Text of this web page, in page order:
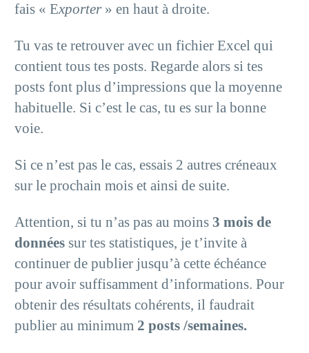
fais « Exporter» en haut à droite.
Tu vas te retrouver avec un fichier Excel qui
contient tous tes posts. Regarde alors si tes
posts font plus d’impressions que la moyenne
habituelle. Si c’est le cas, tu es sur la bonne
voie.
Si ce n’est pas le cas, essais 2 autres créneaux
sur le prochain mois et ainsi de suite.
Attention, si tu n’as pas au moins 3 mois de
données sur tes statistiques, je t’invite à
continuer de publier jusqu’à cette échéance
pour avoir suffisamment d’informations. Pour
obtenir des résultats cohérents, il faudrait
publier au minimum 2 posts /semaines.